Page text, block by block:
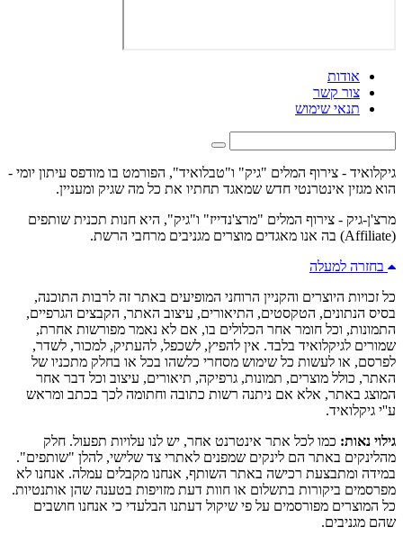
אודות
צור קשר
תנאי שימוש
גיקלואיד - צירוף המלים "גיק" ו"טבלואיד", הפורמט בו מודפס עיתון יומי -
הוא מגזין אינטרנטי חדש שמאגד תחתיו את כל מה שגיק ומעניין.
מרצ'ן-גיק - צירוף המלים "מרצ'נדייז" ו"גיק", היא חנות תכנית שותפים
(Affiliate) בה אנו מאגדים מוצרים מגניבים מרחבי הרשת.
בחזרה למעלה
כל זכויות היוצרים והקניין הרוחני המופיעים באתר זה לרבות התוכנה,
בסיס הנתונים, הטקסטים, התיאורים, עיצוב האתר, הקבצים הגרפיים,
התמונות, וכל חומר אחר הכלולים בו, אם לא נאמר מפורשות אחרת,
שמורים לגיקלואיד בלבד. אין להפיץ, לשכפל, להעתיק, למכור, לשדר,
לפרסם, או לעשות כל שימוש מסחרי כלשהו בכל או בחלק מתכניו של
האתר, כולל מוצרים, תמונות, גרפיקה, תיאורים, עיצוב וכל דבר אחר
המוצג באתר, אלא אם ניתנה רשות כתובה וחתומה לכך בכתב ומראש
ע''י גיקלואיד.
גילוי נאות: כמו לכל אתר אינטרנט אחר, יש לנו עלויות תפעול. חלק
מהלינקים באתר הם לינקים שמפנים לאתרי צד שלישי, להלן "שותפים".
במידה ומתבצעת רכישה באתר השותף, אנחנו מקבלים עמלה. אנחנו לא
מפרסמים ביקורות בתשלום או חוות דעת מזויפות בטענה שהן אותנטיות.
כל המוצרים מפורסמים על פי שיקול דעתנו הבלעדי כי אנחנו חושבים
שהם מגניבים.